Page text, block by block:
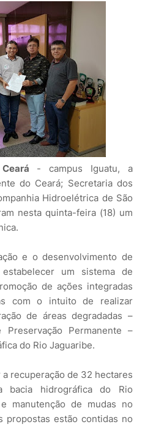
- campus Iguatu, a
do Ceará; Secretaria dos
Hidroelétrica de São
nesta quinta-feira (18) um
e o desenvolvimento de
um sistema de
de ações integradas
com o intuito de realizar
de áreas degradadas –
Preservação Permanente –
do Rio Jaguaribe.
recuperação de 32 hectares
bacia hidrográfica do Rio
manutenção de mudas no
propostas estão contidas no